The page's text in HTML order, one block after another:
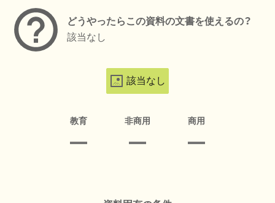
どうやったらこの資料の文書を使えるの？
該当なし
該当なし
教育 非商用 商用